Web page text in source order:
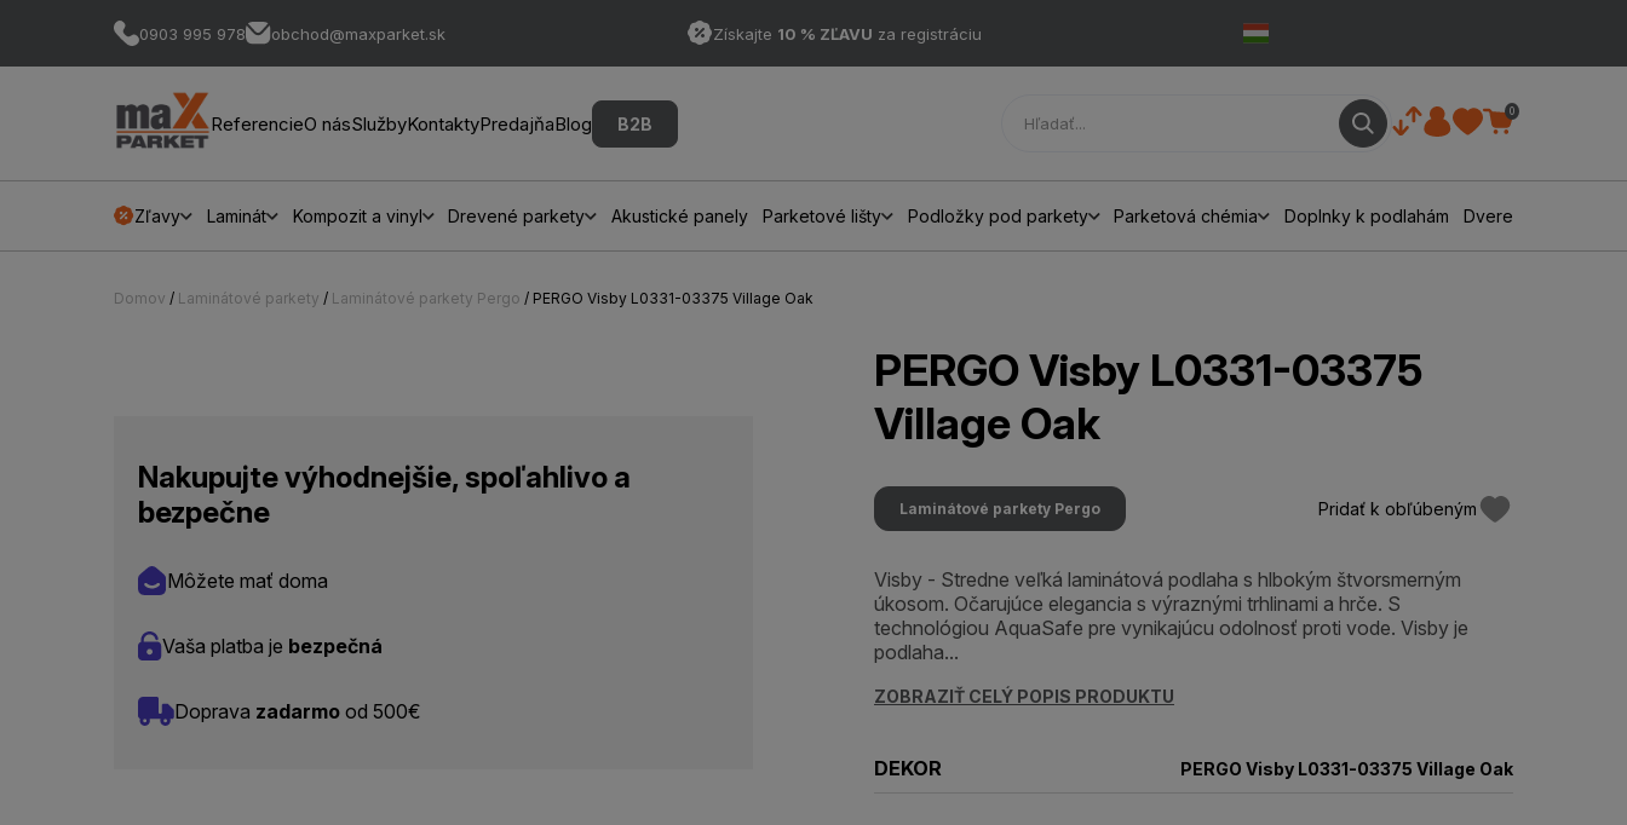
0903 995 978 obchod@maxparket.sk Získajte 10 % ZĽAVU za registráciu
ReferencieO násSlužbyKontaktyPredajňaBlog B2B
0
Zľavy Laminát Kompozit a vinyl Drevené parkety Akustické panely Parketové lišty Podložky pod parkety Parketová chémia Doplnky k podlahám Dvere
Domov / Laminátové parkety / Laminátové parkety Pergo / PERGO Visby L0331-03375 Village Oak
Nakupujte výhodnejšie, spoľahlivo a
bezpečne
Môžete mať doma
Vaša platba je bezpečná
Doprava zadarmo od 500€
PERGO Visby L0331-03375
Village Oak
Laminátové parkety Pergo Pridať k obľúbeným
Visby - Stredne veľká laminátová podlaha s hlbokým štvorsmerným
úkosom. Očarujúce elegancia s výraznými trhlinami a hrče. S
technológiou AquaSafe pre vynikajúcu odolnosť proti vode. Visby je
podlaha...
ZOBRAZIŤ CELÝ POPIS PRODUKTU
DEKOR PERGO Visby L0331-03375 Village Oak